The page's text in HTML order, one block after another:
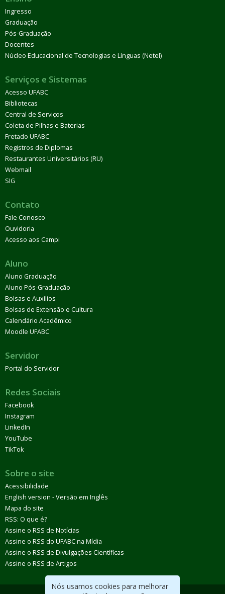
Nós usamos cookies para melhorar
Ingresso
Graduação
Pós-Graduação
Docentes
Núcleo Educacional de Tecnologias e Línguas (Netel)
Serviços e Sistemas
Acesso UFABC
Bibliotecas
Central de Serviços
Coleta de Pilhas e Baterias
Fretado UFABC
Registros de Diplomas
Restaurantes Universitários (RU)
Webmail
SIG
Contato
Fale Conosco
Ouvidoria
Acesso aos Campi
Aluno
Aluno Graduação
Aluno Pós-Graduação
Bolsas e Auxílios
Bolsas de Extensão e Cultura
Calendário Acadêmico
Moodle UFABC
Servidor
Portal do Servidor
Redes Sociais
Facebook
Instagram
LinkedIn
YouTube
TikTok
Sobre o site
Acessibilidade
English version - Versão em Inglês
Mapa do site
RSS: O que é?
Assine o RSS de Notícias
Assine o RSS do UFABC na Mídia
Assine o RSS de Divulgações Científicas
Assine o RSS de Artigos